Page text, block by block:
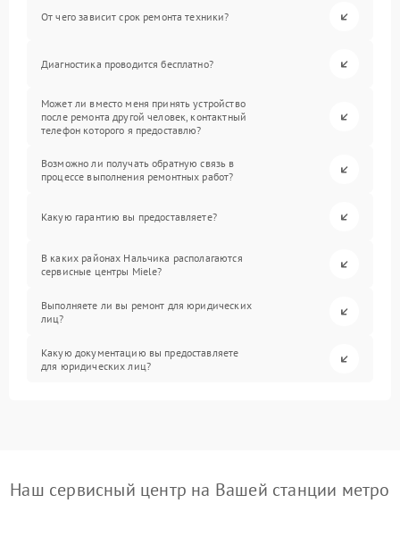
От чего зависит срок ремонта техники?
Диагностика проводится бесплатно?
Может ли вместо меня принять устройство
после ремонта другой человек, контактный
телефон которого я предоставлю?
Возможно ли получать обратную связь в
процессе выполнения ремонтных работ?
Какую гарантию вы предоставляете?
В каких районах Нальчика располагаются
сервисные центры Miele?
Выполняете ли вы ремонт для юридических
лиц?
Какую документацию вы предоставляете
для юридических лиц?
Наш сервисный центр на Вашей станции метро